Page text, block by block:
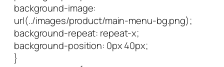
background-image:
url(../images/product/main-menu-bg.png);
background-repeat: repeat-x;
background-position: 0px 40px;
}